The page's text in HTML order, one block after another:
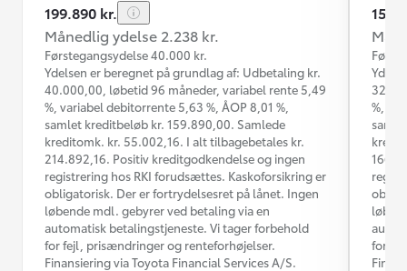
199.890 kr.
Månedlig ydelse 2.238 kr.
Førstegangsydelse 40.000 kr.
Ydelsen er beregnet på grundlag af: Udbetaling kr.
40.000,00, løbetid 96 måneder, variabel rente 5,49
%, variabel debitorrente 5,63 %, ÅOP 8,01 %,
samlet kreditbeløb kr. 159.890,00. Samlede
kreditomk. kr. 55.002,16. I alt tilbagebetales kr.
214.892,16. Positiv kreditgodkendelse og ingen
registrering hos RKI forudsættes. Kaskoforsikring er
obligatorisk. Der er fortrydelsesret på lånet. Ingen
løbende mdl. gebyrer ved betaling via en
automatisk betalingstjeneste. Vi tager forbehold
for fejl, prisændringer og renteforhøjelser.
Finansiering via Toyota Financial Services A/S.
%,
for